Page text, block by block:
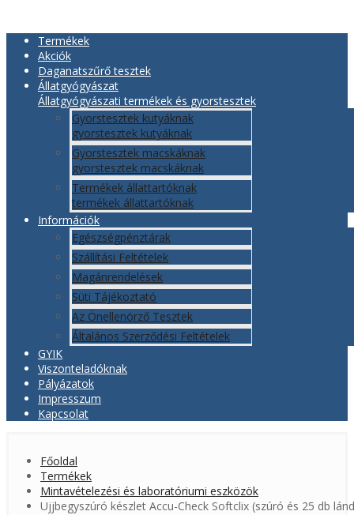
Termékek
Akciók
Daganatszűrő tesztek
Állatgyógyászat
Állatgyógyászati termékek és gyorstesztek
Gyorstesztek kutyáknak
gyorstesztek kutyáknak
Gyorstesztek macskáknak
gyorstesztek macskáknak
Termékek állattartóknak
termékek állattartóknak
Információk
Egészségpénztárak
Szállítási Feltételek
Magánrendelések
Süti Tájékoztató
Az Önellenörző Tesztek
Általános Szerződési Feltételek
GYIK
Viszonteladóknak
Pályázatok
Impresszum
Kapcsolat
Főoldal
Termékek
Mintavételezési és laboratóriumi eszközök
Ujjbegyszúró készlet Accu-Check Softclix (szúró és 25 db